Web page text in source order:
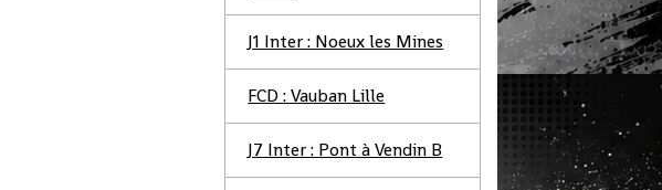
J1 Inter : Noeux les Mines
FCD : Vauban Lille
J7 Inter : Pont à Vendin B